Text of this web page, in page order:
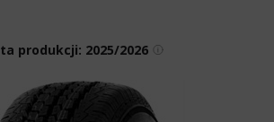
produkcji: 2025/2026